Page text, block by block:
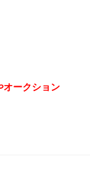
オークション